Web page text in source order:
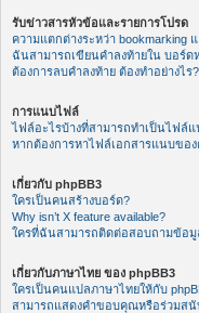
รับข่าวสารหัวข้อและรายการโปรด
ความแตกต่างระหว่า bookmarking
ฉันสามารถเขียนคำลงท้ายใน บอร์ด
ต้องการลบคำลงท้าย ต้องทำอย่างไร?
การแนบไฟล์
ไฟล์อะไรบ้างที่สามารถทำเป็นไฟล์
หากต้องการหาไฟล์เอกสารแนบของ
เกี่ยวกับ phpBB3
ใครเป็นคนสร้างบอร์ด?
Why isn’t X feature available?
ใครที่ฉันสามารถติดต่อสอบถามข้อมู
เกี่ยวกับภาษาไทย ของ phpBB3
ใครเป็นคนแปลภาษาไทยให้กับ
สามารถแสดงคำขอบคุณหรือร่วมสนั